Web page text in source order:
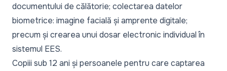
documentului de călătorie; colectarea datelor
biometrice: imagine facială și amprente digitale;
precum și crearea unui dosar electronic individual în
sistemul EES.
Copiii sub 12 ani și persoanele pentru care captarea